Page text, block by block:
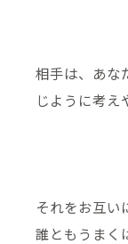
相手は、あな
じように考え
それをお互い
誰ともうまく